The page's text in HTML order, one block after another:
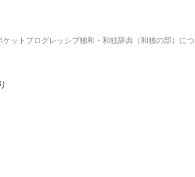
ケットプログレッシブ独和・和独辞典（和独の部）